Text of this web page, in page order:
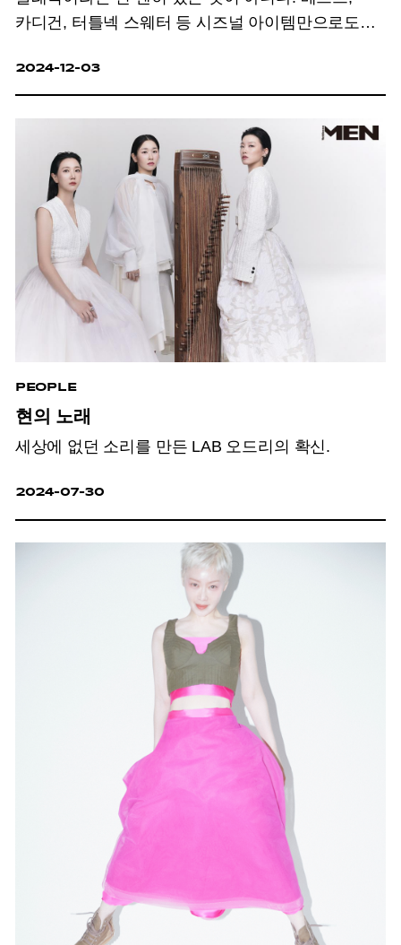
카디건, 터틀넥 스웨터 등 시즈널 아이템만으로도
2024-12-03
PEOPLE
현의 노래
세상에 없던 소리를 만든 LAB 오드리의 확신.
2024-07-30